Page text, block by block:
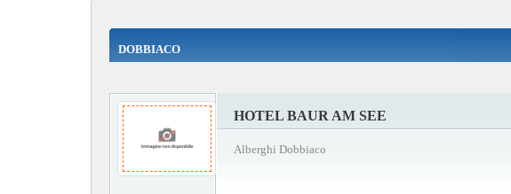
DOBBIACO
HOTEL BAUR AM SEE
Alberghi Dobbiaco